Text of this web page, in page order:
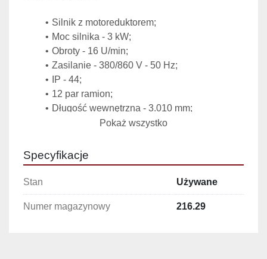
Silnik z motoreduktorem;
Moc silnika - 3 kW;
Obroty - 16 U/min;
Zasilanie - 380/860 V - 50 Hz;
IP - 44;
12 par ramion;
Długość wewnętrzna - 3.010 mm;
Szerokość wewnętrzna - 930 mm;
Pokaż wszystko
Specyfikacje
Stan Używane
Numer magazynowy 216.29